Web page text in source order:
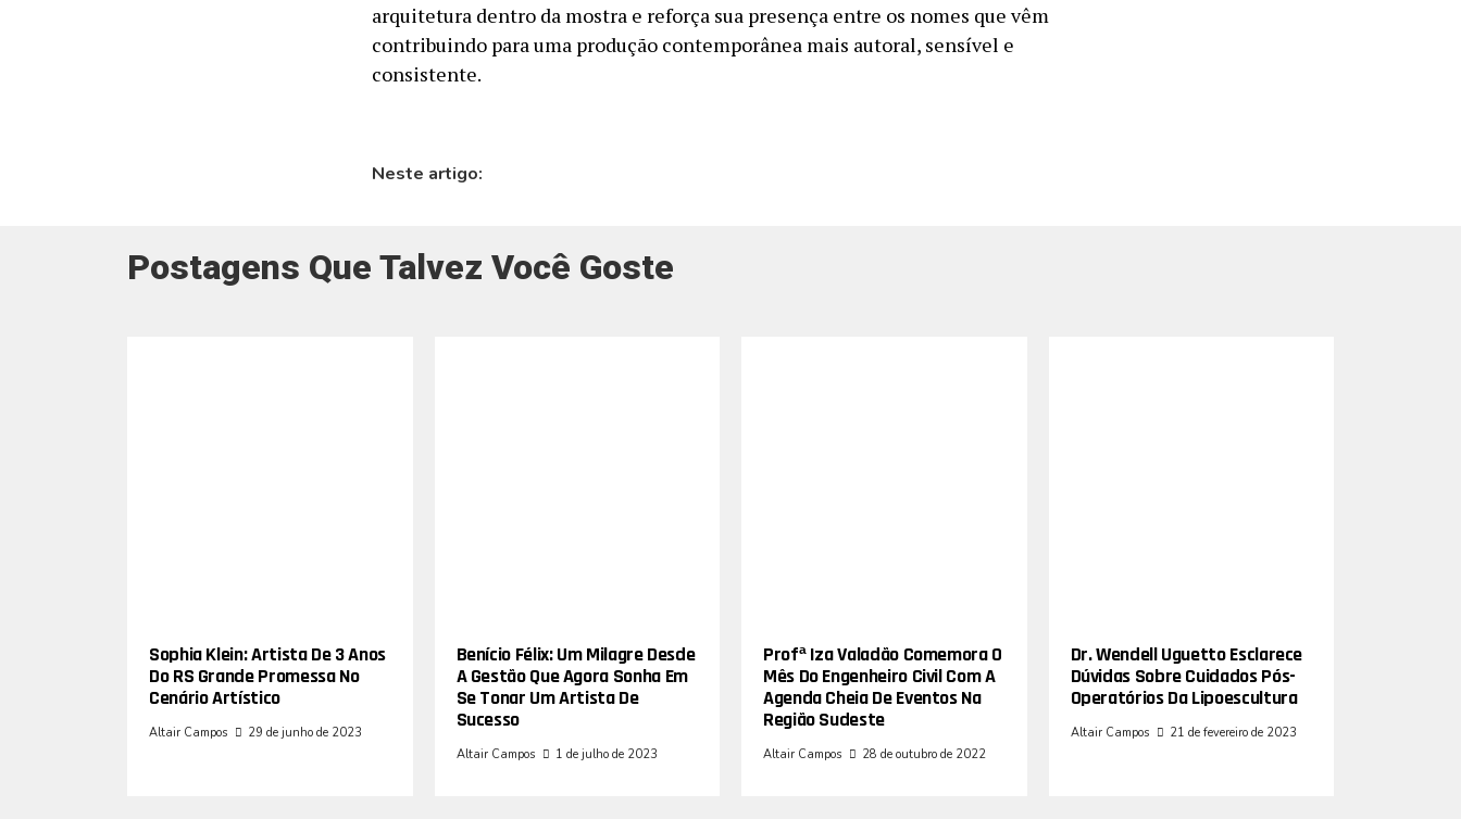
arquitetura dentro da mostra e reforça sua presença entre os nomes que vêm
contribuindo para uma produção contemporânea mais autoral, sensível e
consistente.
Neste artigo:
Postagens Que Talvez Você Goste
Sophia Klein: Artista De 3 Anos
Do RS Grande Promessa No
Cenário Artístico
Altair Campos 29 de junho de 2023
Benício Félix: Um Milagre Desde
A Gestão Que Agora Sonha Em
Se Tonar Um Artista De
Sucesso
Altair Campos 1 de julho de 2023
Profª Iza Valadão Comemora O
Mês Do Engenheiro Civil Com A
Agenda Cheia De Eventos Na
Região Sudeste
Altair Campos 28 de outubro de 2022
Dr. Wendell Uguetto Esclarece
Dúvidas Sobre Cuidados Pós-
Operatórios Da Lipoescultura
Altair Campos 21 de fevereiro de 2023